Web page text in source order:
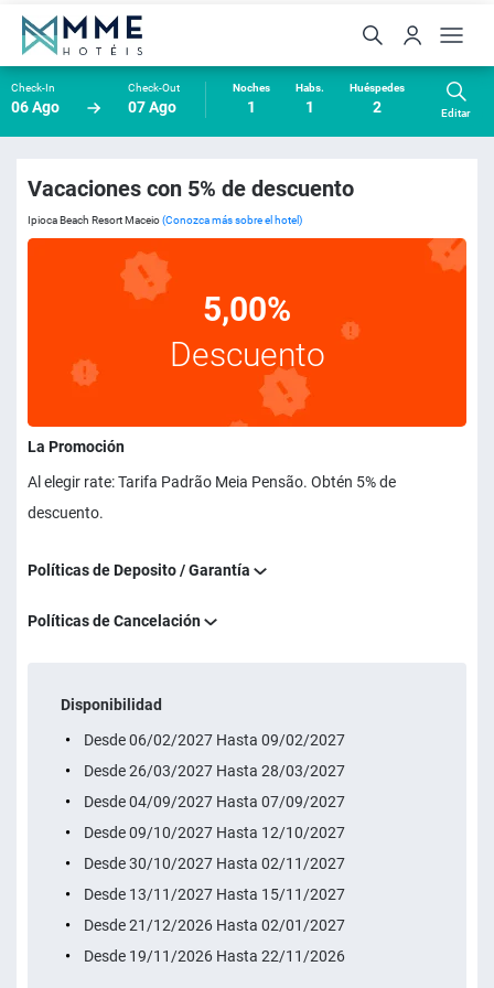
Check-In
06 Ago
Check-Out
07 Ago
Noches
1
Habs.
1
Huéspedes
2 Editar
Vacaciones con 5% de descuento
Ipioca Beach Resort Maceio(Conozca más sobre el hotel)
5,00%
Descuento
La Promoción
Al elegir rate: Tarifa Padrão Meia Pensão. Obtén 5% de
descuento.
Políticas de Deposito / Garantía
Políticas de Cancelación
Disponibilidad
Desde 06/02/2027 Hasta 09/02/2027
Desde 26/03/2027 Hasta 28/03/2027
Desde 04/09/2027 Hasta 07/09/2027
Desde 09/10/2027 Hasta 12/10/2027
Desde 30/10/2027 Hasta 02/11/2027
Desde 13/11/2027 Hasta 15/11/2027
Desde 21/12/2026 Hasta 02/01/2027
Desde 19/11/2026 Hasta 22/11/2026